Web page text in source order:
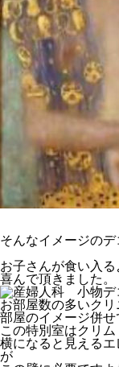
そんなイメージのデ
お子さんが食い入
喜んで頂きました。
お部屋数の多いク
部屋のイメージ併せ
この特別室はクリ
横になると見える
が